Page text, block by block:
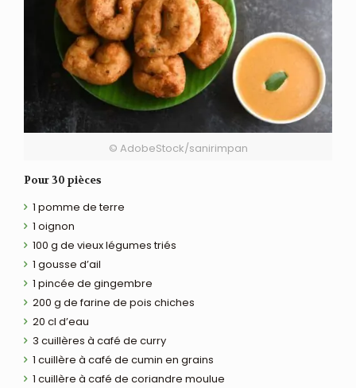
© AdobeStock/sanirimpan
Pour 30 pièces
1 pomme de terre
1 oignon
100 g de vieux légumes triés
1 gousse d’ail
1 pincée de gingembre
200 g de farine de pois chiches
20 cl d’eau
3 cuillères à café de curry
1 cuillère à café de cumin en grains
1 cuillère à café de coriandre moulue